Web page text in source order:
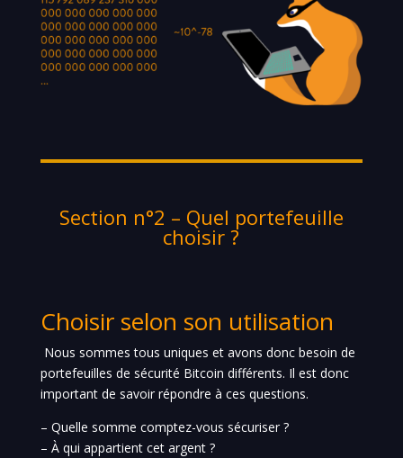
Section n°2 – Quel portefeuille
choisir ?
Choisir selon son utilisation
Nous sommes tous uniques et avons donc besoin de
portefeuilles de sécurité Bitcoin différents. Il est donc
important de savoir répondre à ces questions.
– Quelle somme comptez-vous sécuriser ?
– À qui appartient cet argent ?